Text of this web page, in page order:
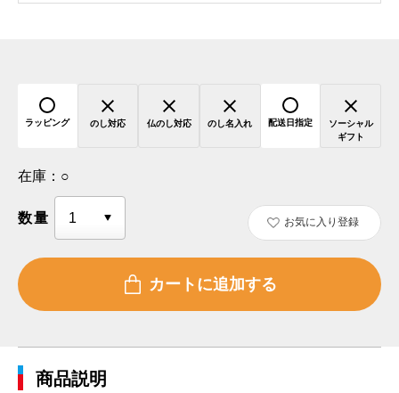
ラッピング のし対応 仏のし対応 のし名入れ 配送日指定
ソーシャル
ギフト
在庫： ○
数量 お気に入り登録
商品説明